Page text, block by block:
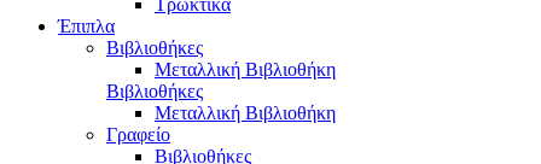
Τρωκτικά
Έπιπλα
Βιβλιοθήκες
Μεταλλική Βιβλιοθήκη
Βιβλιοθήκες
Μεταλλική Βιβλιοθήκη
Γραφείο
Βιβλιοθήκες